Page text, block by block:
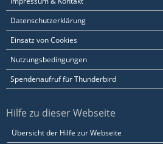
Datenschutzerklärung
Einsatz von Cookies
Nutzungsbedingungen
Spendenaufruf für Thunderbird
Hilfe zu dieser Webseite
Übersicht der Hilfe zur Webseite